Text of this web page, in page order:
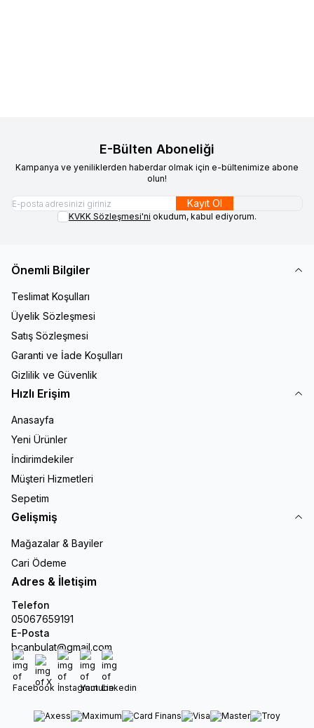
E-Bülten Aboneliği
Kampanya ve yeniliklerden haberdar olmak için e-bültenimize abone
olun!
Kayıt Ol
KVKK Sözleşmesi'ni okudum, kabul ediyorum.
Önemli Bilgiler
Teslimat Koşulları
Üyelik Sözleşmesi
Satış Sözleşmesi
Garanti ve İade Koşulları
Gizlilik ve Güvenlik
Hızlı Erişim
Anasayfa
Yeni Ürünler
İndirimdekiler
Müşteri Hizmetleri
Sepetim
Gelişmiş
Mağazalar & Bayiler
Cari Ödeme
Adres & İletişim
Telefon
05067659191
E-Posta
bcanbulat@gmail.com
Facebook
X İnstagram
Youtube